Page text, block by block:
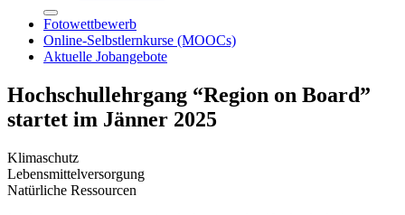
Fotowettbewerb
Online-Selbstlernkurse (MOOCs)
Aktuelle Jobangebote
Hochschullehrgang “Region on Board”
startet im Jänner 2025
Klimaschutz
Lebensmittelversorgung
Natürliche Ressourcen